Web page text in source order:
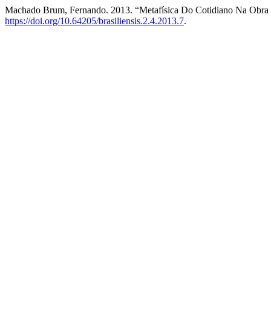
Machado Brum, Fernando. 2013. “Metafísica Do Cotidiano Na
https://doi.org/10.64205/brasiliensis.2.4.2013.7.